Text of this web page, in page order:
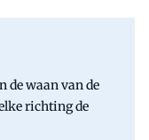
de waan van de
richting de